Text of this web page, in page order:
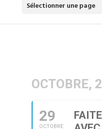
Sélectionner une page
OCTOBRE,
29
OCTOBRE